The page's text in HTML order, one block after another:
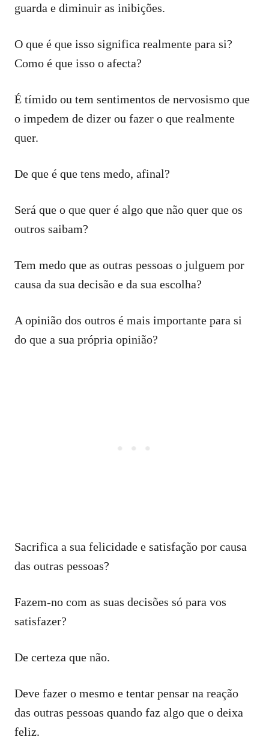
guarda e diminuir as inibições.
O que é que isso significa realmente para si?
Como é que isso o afecta?
É tímido ou tem sentimentos de nervosismo que
o impedem de dizer ou fazer o que realmente
quer.
De que é que tens medo, afinal?
Será que o que quer é algo que não quer que os
outros saibam?
Tem medo que as outras pessoas o julguem por
causa da sua decisão e da sua escolha?
A opinião dos outros é mais importante para si
do que a sua própria opinião?
Sacrifica a sua felicidade e satisfação por causa
das outras pessoas?
Fazem-no com as suas decisões só para vos
satisfazer?
De certeza que não.
Deve fazer o mesmo e tentar pensar na reação
das outras pessoas quando faz algo que o deixa
feliz.